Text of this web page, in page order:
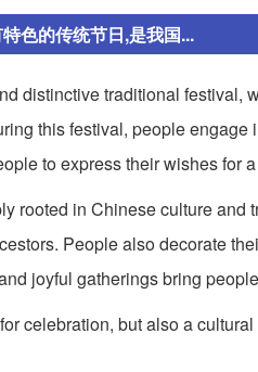
色的传统节日,是我国...
distinctive traditional festival,
this festival, people
to express their wishes for
rooted in Chinese culture and
People also decorate
joyful gatherings bring
celebration, but also a